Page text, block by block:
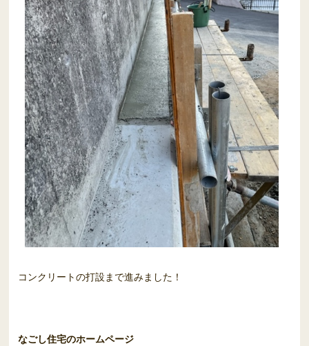
コンクリートの打設まで進みました！
なごし住宅のホームページ